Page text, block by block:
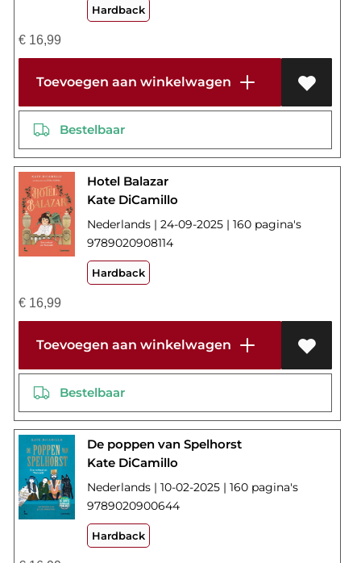
Hardback
€16,99
Toevoegen aan winkelwagen
Bestelbaar
Hotel Balazar
Kate DiCamillo
Nederlands | 24-09-2025 | 160 pagina's
9789020908114
Hardback
€16,99
Toevoegen aan winkelwagen
Bestelbaar
De poppen van Spelhorst
Kate DiCamillo
Nederlands | 10-02-2025 | 160 pagina's
9789020900644
Hardback